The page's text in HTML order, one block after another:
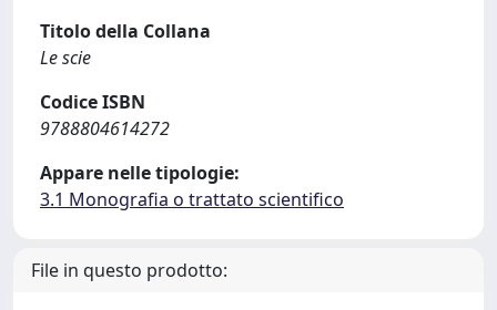
Titolo della Collana
Le scie
Codice ISBN
9788804614272
Appare nelle tipologie:
3.1 Monografia o trattato scientifico
File in questo prodotto: